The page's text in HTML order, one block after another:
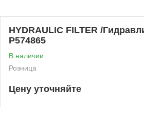
HYDRAULIC FILTER /
P574865
В наличии
Розница
Цену уточняйте